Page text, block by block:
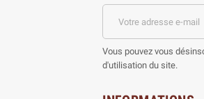
Vous pouvez vous
d'utilisation du site.